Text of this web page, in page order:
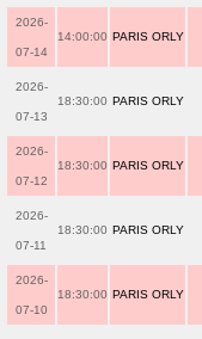
2026-
07-14
14:00:00 PARIS ORLY
2026-
07-13
18:30:00 PARIS ORLY
2026-
07-12
18:30:00 PARIS ORLY
2026-
07-11
18:30:00 PARIS ORLY
2026-
07-10
18:30:00 PARIS ORLY